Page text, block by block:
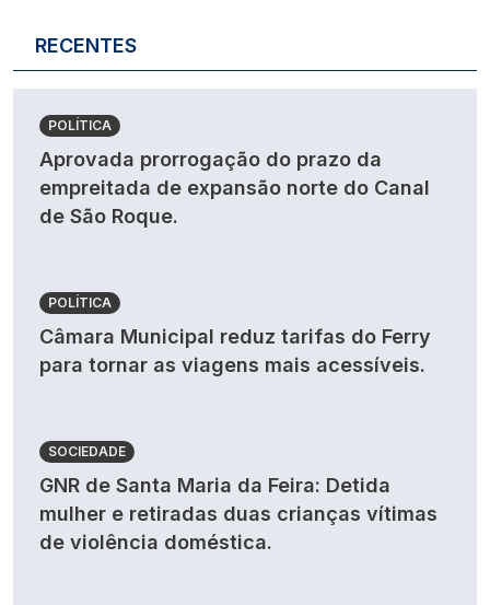
RECENTES
POLÍTICA
Aprovada prorrogação do prazo da
empreitada de expansão norte do Canal
de São Roque.
POLÍTICA
Câmara Municipal reduz tarifas do Ferry
para tornar as viagens mais acessíveis.
SOCIEDADE
GNR de Santa Maria da Feira: Detida
mulher e retiradas duas crianças vítimas
de violência doméstica.